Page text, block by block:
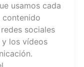
usamos cada
contenido
sociales
y los vídeos